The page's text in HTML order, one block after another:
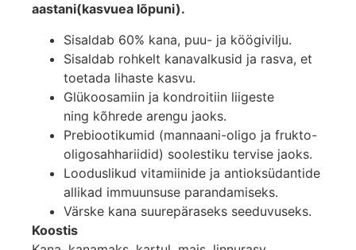
aastani(kasvuea lõpuni).​
Sisaldab 60% kana, puu- ja köögivilju.
Sisaldab rohkelt kanavalkusid ja rasva, et
toetada lihaste kasvu.
Glükoosamiin ja kondroitiin liigeste
ning kõhrede arengu jaoks.
Prebiootikumid (mannaani-oligo ja frukto-
oligosahhariidid) soolestiku tervise jaoks.
Looduslikud vitamiinide ja antioksüdantide
allikad immuunsuse parandamiseks.
Värske kana suurepäraseks seeduvuseks.
Koostis